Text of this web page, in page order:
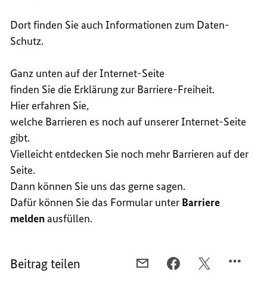
Dort finden Sie auch Informationen zum Daten-
Schutz.
Ganz unten auf der Internet-Seite
finden Sie die Erklärung zur Barriere-Freiheit.
Hier erfahren Sie,
welche Barrieren es noch auf unserer Internet-Seite
gibt.
Vielleicht entdecken Sie noch mehr Barrieren auf der
Seite.
Dann können Sie uns das gerne sagen.
Dafür können Sie das Formular unter Barriere
meldenausfüllen.
Beitrag teilen